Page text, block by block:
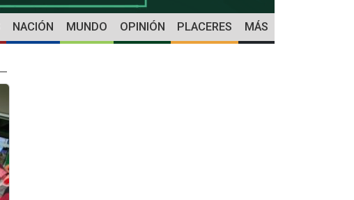
NACIÓN MUNDO OPINIÓN PLACERES MÁS